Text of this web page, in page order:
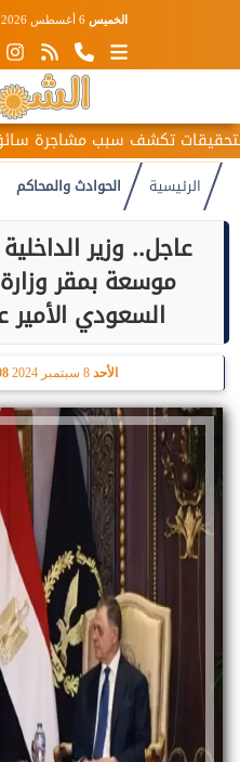
الخميس
تكشف سبب مشاجرة سائق النقل
الرئيسية الحوادث والمحاكم
عاجل.. وزير
موسعة بمقر
السعودي الأمير
الأحد 8 سبتمبر 2024